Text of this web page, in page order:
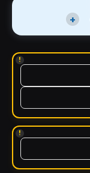
+
!
!